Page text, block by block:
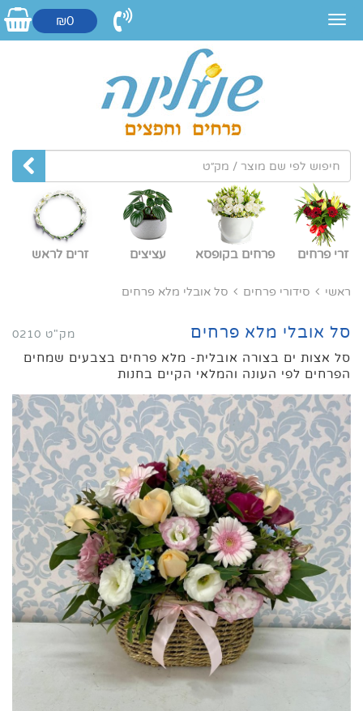
₪0
זרי פרחים פרחים בקופסא עציצים זרים לראש
ראשי סידורי פרחים סל אובלי מלא פרחים
סל אובלי מלא פרחים מק"ט 0210
סל אצות ים בצורה אובלית- מלא פרחים בצבעים שמחים
הפרחים לפי העונה והמלאי הקיים בחנות